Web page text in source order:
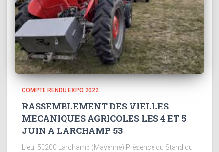
COMPTE RENDU EXPO 2022
RASSEMBLEMENT DES VIELLES
MECANIQUES AGRICOLES LES 4 ET 5
JUIN A LARCHAMP 53
Lieu: 53200 Larchamp (Mayenne) Présence du Stand du